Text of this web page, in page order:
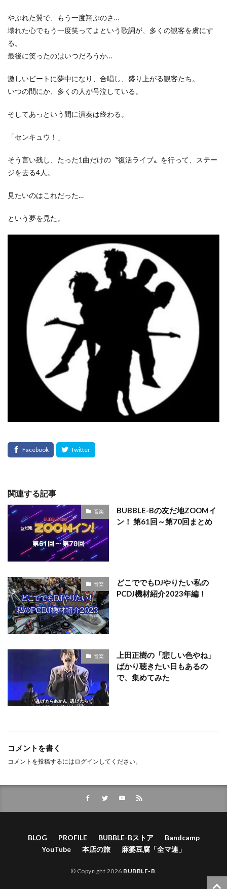
やぶれた翼で、もう一度翔ぶのさ…
壊れた心でもう一度笑ってよという歌詞が、多くの観客を虜にす
る。
最後に笑ったのはいつだろうか…
激しいビートに夢中になり、合唱し、盛り上がる観客たち。
いつの間にか、多くの人が号泣している。
そしてあっという間に演奏は終わる。
「センキュウ！」
そう言い残し、たった1曲だけの〝復活ライブ〟を行って、ステー
ジを去る4人。
見たいのはこれだった…
という夢を見た。
関連する記事
音楽
BUBBLE-Bの友だ地ZOOMイ
ン！ 第61回～第70回まとめ
音楽
どこででもDJやりたい私の
PCDJ機材紹介2023年編！
音楽
上田正樹の「悲しい色やね」
ばかり聴きたい日もあるの
で、集めてみた
コメントを書く
コメントを投稿するには ログイン してください。
BLOG PROFILE BUBBLE-Bストア
Bandcamp
YouTube
本店の旅 麻婆豆腐「全マ連」
© Copyright 2026 BUBBLE-B.